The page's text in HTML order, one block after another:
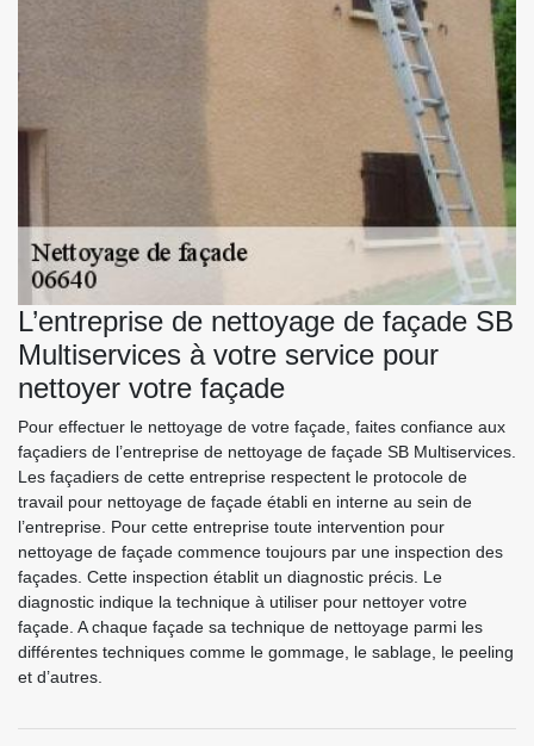
L’entreprise de nettoyage de façade SB
Multiservices à votre service pour
nettoyer votre façade
Pour effectuer le nettoyage de votre façade, faites confiance aux
façadiers de l’entreprise de nettoyage de façade SB Multiservices.
Les façadiers de cette entreprise respectent le protocole de
travail pour nettoyage de façade établi en interne au sein de
l’entreprise. Pour cette entreprise toute intervention pour
nettoyage de façade commence toujours par une inspection des
façades. Cette inspection établit un diagnostic précis. Le
diagnostic indique la technique à utiliser pour nettoyer votre
façade. A chaque façade sa technique de nettoyage parmi les
différentes techniques comme le gommage, le sablage, le peeling
et d’autres.